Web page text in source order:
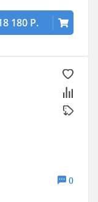
180 Р.
0